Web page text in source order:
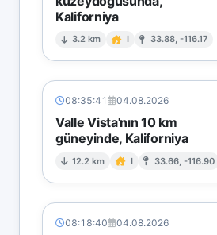
Kaliforniya
3.2 km I 33.88, -116.17
08:35:41 04.08.2026
Valle Vista'nın 10 km
güneyinde, Kaliforniya
12.2 km I 33.66, -116.90
08:18:40 04.08.2026